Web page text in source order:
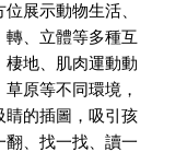
展示動物生活、
轉、立體等多種互
棲地、肌肉運動動
原等不同環境，
睛的插圖，吸引孩
翻、找一找、讀一